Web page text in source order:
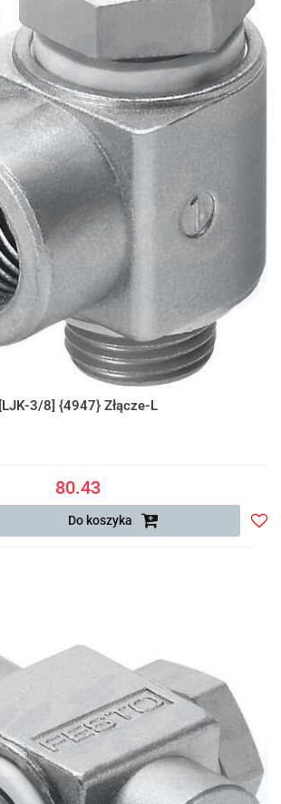
[LJK-3/8] {4947} Złącze-L
80.43
Do koszyka